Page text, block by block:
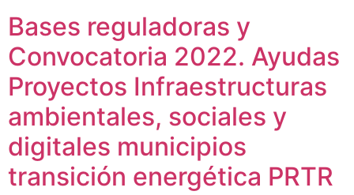
Bases reguladoras y
Convocatoria 2022. Ayudas
Proyectos Infraestructuras
ambientales, sociales y
digitales municipios
transición energética PRTR